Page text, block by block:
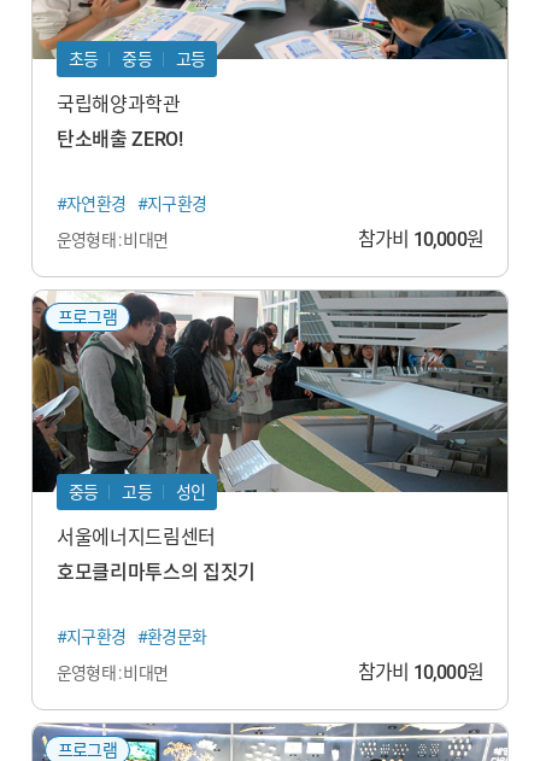
초등 중등 고등
국립해양과학관
탄소배출 ZERO!
#자연환경
#지구환경
운영형태 : 비대면
참가비 10,000원
프로그램
중등 고등 성인
서울에너지드림센터
호모클리마투스의 집짓기
#지구환경
#환경문화
운영형태 : 비대면
참가비 10,000원
프로그램